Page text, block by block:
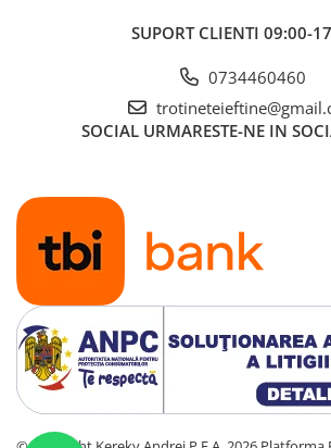
SUPORT CLIENTI 09:00-
0734460460
SOCIAL URMARESTE-NE IN